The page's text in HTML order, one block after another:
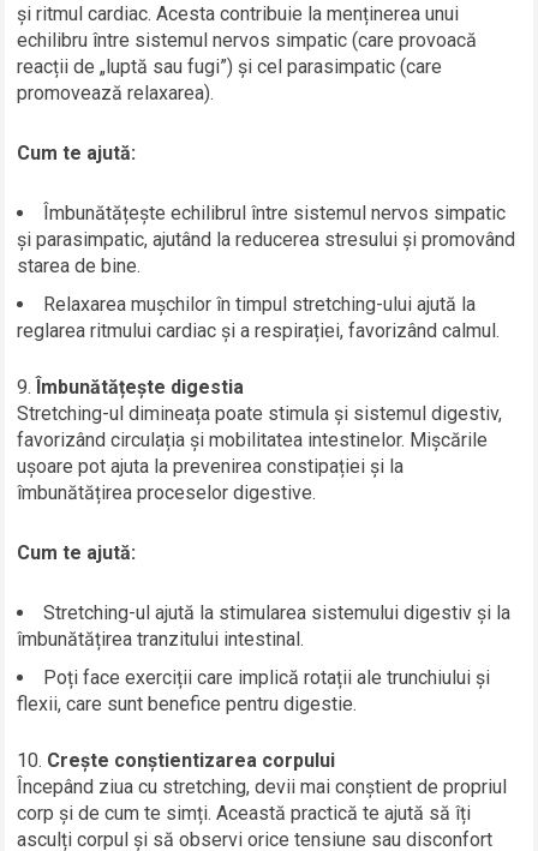
și ritmul cardiac. Acesta contribuie la menținerea unui
echilibru între sistemul nervos simpatic (care provoacă
reacții de „luptă sau fugi”) și cel parasimpatic (care
promovează relaxarea).
Cum te ajută:
Îmbunătățește echilibrul între sistemul nervos simpatic
și parasimpatic, ajutând la reducerea stresului și promovând
starea de bine.
Relaxarea mușchilor în timpul stretching-ului ajută la
reglarea ritmului cardiac și a respirației, favorizând calmul.
Îmbunătățește digestia
Stretching-ul dimineața poate stimula și sistemul digestiv,
favorizând circulația și mobilitatea intestinelor. Mișcările
ușoare pot ajuta la prevenirea constipației și la
îmbunătățirea proceselor digestive.
Cum te ajută:
Stretching-ul ajută la stimularea sistemului digestiv și la
îmbunătățirea tranzitului intestinal.
Poți face exerciții care implică rotații ale trunchiului și
flexii, care sunt benefice pentru digestie.
Crește conștientizarea corpului
Începând ziua cu stretching, devii mai conștient de propriul
corp și de cum te simți. Această practică te ajută să îți
asculți corpul și să observi orice tensiune sau disconfort